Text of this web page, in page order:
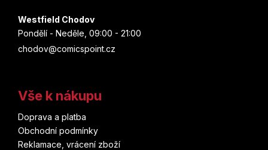
Westfield Chodov
Pondělí - Neděle, 09:00 - 21:00
chodov@comicspoint.cz
Vše k nákupu
Doprava a platba
Obchodní podmínky
Reklamace, vrácení zboží